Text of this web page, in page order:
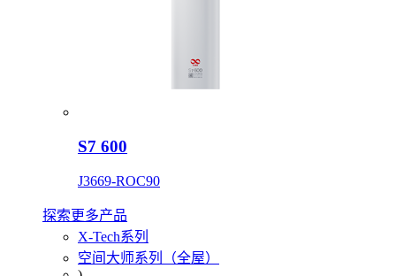
S7 600
J3669-ROC90
探索更多产品
X-Tech系列
空间大师系列（全屋）